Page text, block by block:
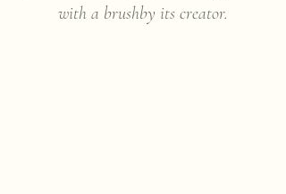
with a brushby its creator.